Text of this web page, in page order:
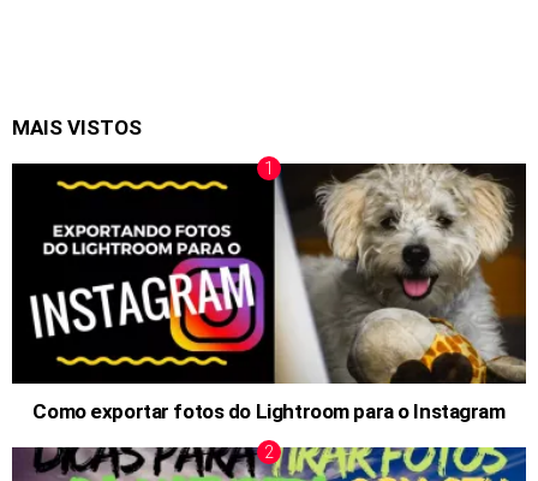
MAIS VISTOS
Como exportar fotos do Lightroom para o Instagram